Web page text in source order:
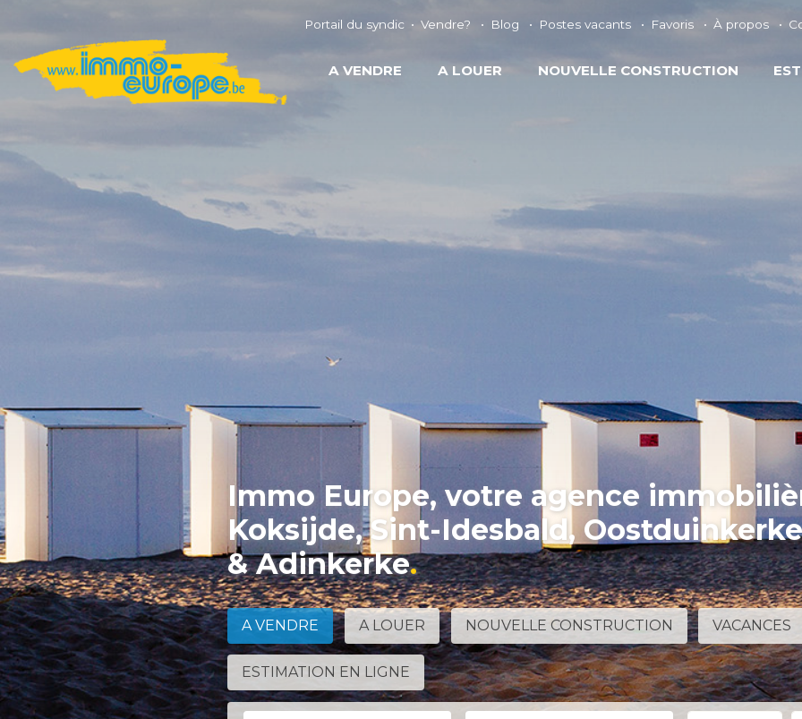
Portail du syndic Vendre? Blog Postes vacants Favoris À propos
A VENDRE A LOUER NOUVELLE CONSTRUCTION
Immo Europe, votre agence
Koksijde, Sint-Idesbald,
& Adinkerke
A VENDRE A LOUER NOUVELLE CONSTRUCTION VACANCES
ESTIMATION EN LIGNE